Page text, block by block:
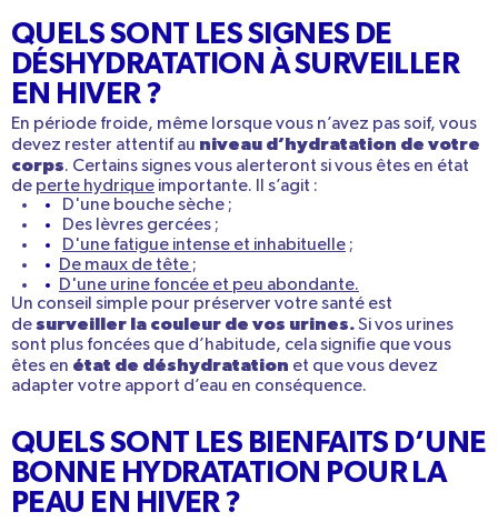
QUELS SONT LES SIGNES DE
DÉSHYDRATATION À SURVEILLER
EN HIVER ?
En période froide, même lorsque vous n’avez pas soif, vous
devez rester attentif au niveau d’ hydratation de votre
corps. Certainssignes vous alerteront si vous êtes en état
de perte hydrique importante. Il s’agit :
D'une bouche sèche ;
Des lèvres gercées ;
D'une fatigue intense et inhabituelle ;
De maux de tête ;
D'une urine foncée et peu abondante.
Un conseil simple pour préserver votre santé est
desurveiller la couleur de vos urines.Si vos urines
sont plus foncées que d’habitude, cela signifie que vous
êtes en état de déshydratation et que vous devez
adapter votre apport d’eau en conséquence.
QUELS SONT LES BIENFAITS D’UNE
BONNE HYDRATATION POUR LA
PEAU EN HIVER ?